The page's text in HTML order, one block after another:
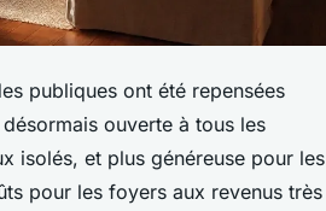
publiques ont été repensées
ouverte à tous les
isolés, et plus généreuse pour les
pour les foyers aux revenus très